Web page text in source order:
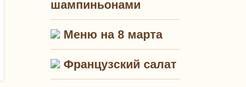
шампиньонами
Меню на 8 марта
Французский салат